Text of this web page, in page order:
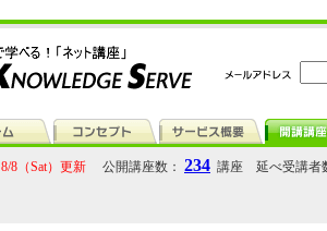
8/8（Sat）更新 公開講座数： 234 講座 延べ受講者